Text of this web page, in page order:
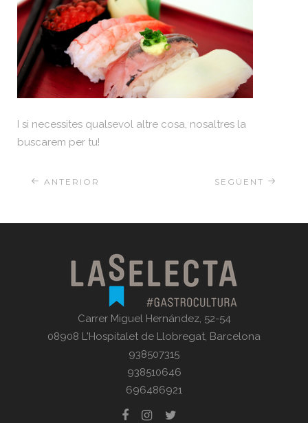
I si necessites qualsevol altre cosa, nosaltres la
buscarem per tu!
ANTERIOR SEGÜENT
Carrer Miguel Hernández, 52-54
08908 L'Hospitalet de Llobregat, Barcelona
938507315
938510646
696486921